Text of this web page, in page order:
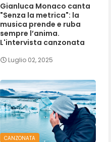
Gianluca Monaco canta
"Senza la metrica": la
musica prende e ruba
sempre l’anima.
L'intervista canzonata
Luglio 02, 2025
CANZONATA